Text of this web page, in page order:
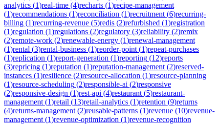
analytics (1)real-time (4)recharts (1)recipe-management
(1)recommendations (1)reconciliation (1)recruitment (6)recurring-
billing (1)recurring-revenue (5)redis (2)refurbished (1)registration
(1)regulation (1)regulations (2)regulatory (3)reliability (2)remix
(2)remote-work (2)renewable-energy (1)renewal-management
(1)rental (3)rental-business (1)reorder-point (1)repeat-purchases
(1)replication (1)report-generation (1)reporting (12)reports
(3)repricing (1)reputation (1)reputation-management (2)reserved-
instances (1)resilience (2)resource-allocation (1)resource-planning
(1)resource-scheduling (2)responsible-ai (2)responsive
(2)responsive-design (1)rest-api (4)restaurant (5)restaurant-
management (1)retail (13)retail-analytics (1)retention (9)returns
(4)returns-management (2)reusable-patterns (1)revenue (10)revenue-
management (1)revenue-optimization (1)revenue-recognition